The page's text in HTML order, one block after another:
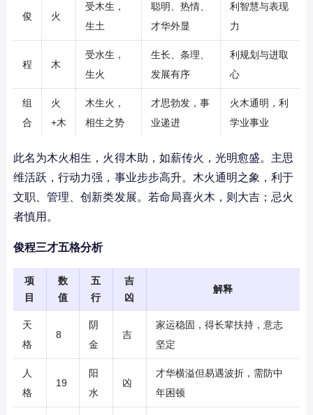
俊 火
受木生，
生土
聪明、热情、
才华外显
利智慧与表现
力
程 木
受水生，
生火
生长、条理、
发展有序
利规划与进取
心
组
合
火
+木
木生火，
相生之势
才思勃发，事
业递进
火木通明，利
学业事业
此名为木火相生，火得木助，如薪传火，光明愈盛。主思
维活跃，行动力强，事业步步高升。木火通明之象，利于
文职、管理、创新类发展。若命局喜火木，则大吉；忌火
者慎用。
俊程三才五格分析
项
目
数
值
五
行
吉
凶
解释
天
格
8
阴
金
吉
家运稳固，得长辈扶持，意志
坚定
人
格
19
阳
水
凶
才华横溢但易遇波折，需防中
年困顿